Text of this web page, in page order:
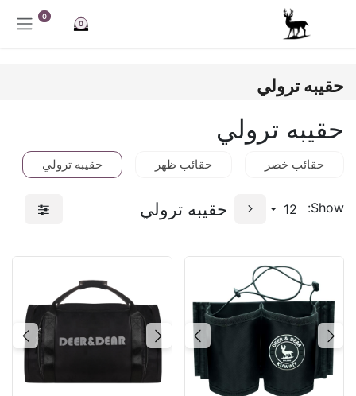
تخطي للذهاب إلى المحتوى
0
0
حقيبه ترولي
حقيبه ترولي
حقائب خصر حقائب ظهر حقيبه ترولي
Show:
12 حقيبه ترولي
Previous
Next
Previous